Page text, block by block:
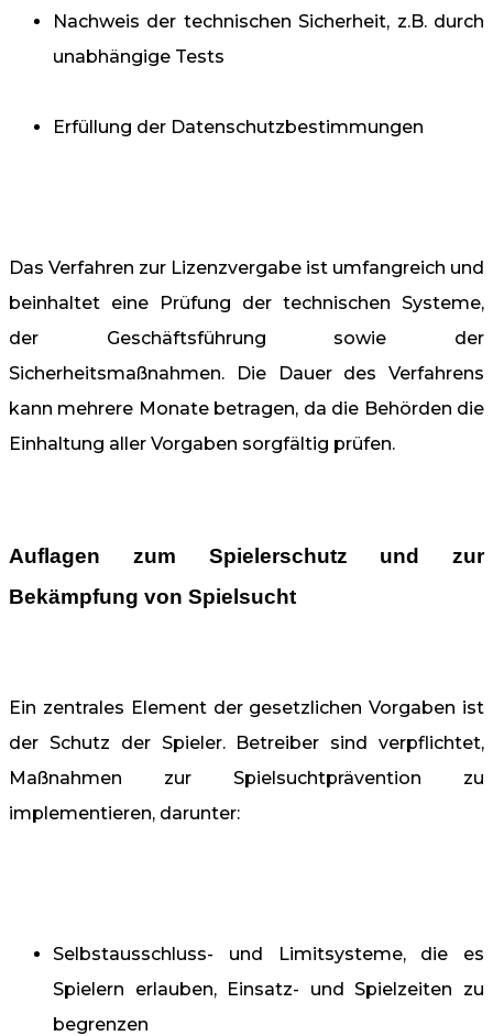
Nachweis der technischen Sicherheit, z.B. durch
unabhängige Tests
Erfüllung der Datenschutzbestimmungen
Das Verfahren zur Lizenzvergabe ist umfangreich und
beinhaltet eine Prüfung der technischen Systeme,
der Geschäftsführung sowie der
Sicherheitsmaßnahmen. Die Dauer des Verfahrens
kann mehrere Monate betragen, da die Behörden die
Einhaltung aller Vorgaben sorgfältig prüfen.
Auflagen zum Spielerschutz und zur
Bekämpfung von Spielsucht
Ein zentrales Element der gesetzlichen Vorgaben ist
der Schutz der Spieler. Betreiber sind verpflichtet,
Maßnahmen zur Spielsuchtprävention zu
implementieren, darunter:
Selbstausschluss- und Limitsysteme, die es
Spielern erlauben, Einsatz- und Spielzeiten zu
begrenzen